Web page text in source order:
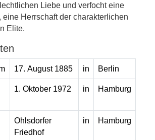
Liebe und verfocht eine
eine Herrschaft der charakterlichen
Elite.
17. August 1885 in Berlin
1. Oktober 1972 in Hamburg
Ohlsdorfer
Friedhof
in Hamburg